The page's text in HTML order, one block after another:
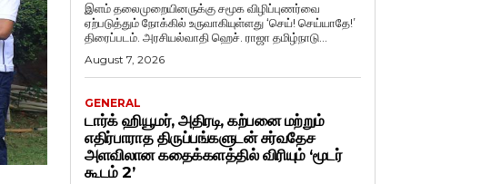
இளம் தலைமுறையினருக்கு சமூக விழிப்புணர்வை
ஏற்படுத்தும் நோக்கில் உருவாகியுள்ளது ‘செய்! செய்யாதே!’
திரைப்படம். அரசியல்வாதி ஹெச். ராஜா தமிழ்நாடு...
August 7, 2026
GENERAL
டார்க் ஹியூமர், அதிரடி, கற்பனை மற்றும்
எதிர்பாராத திருப்பங்களுடன் சர்வதேச
அளவிலான கதைக்களத்தில் விரியும் ‘மூடர்
கூடம் 2’